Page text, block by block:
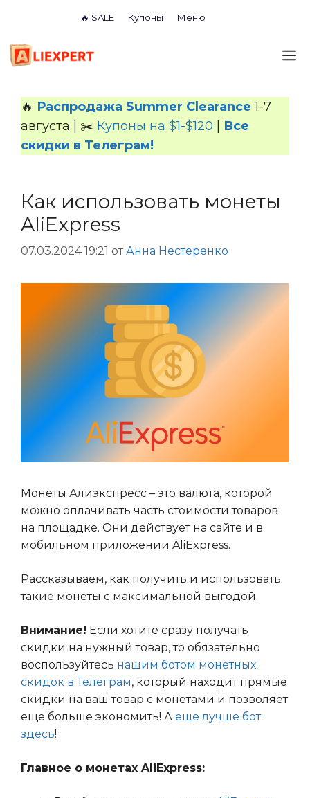
содержимому
🔥 SALE Купоны Меню
🔥 Распродажа Summer Clearance 1-7
августа | ✂️ Купоны на $1-$120
Все
скидки в Телеграм!
Как использовать монеты
AliExpress
07.03.2024 19:21 отАнна Нестеренко
Монеты Алиэкспресс – это валюта, которой
можно оплачивать часть стоимости товаров
на площадке. Они действует на сайте и в
мобильном приложении AliExpress.
Рассказываем, как получить и использовать
такие монеты с максимальной выгодой.
Внимание! Если хотите сразу получать
скидки на нужный товар, то обязательно
воспользуйтесь нашим ботом монетных
скидок в Телеграм, который находит прямые
скидки на ваш товар с монетами и позволяет
еще больше экономить! А еще лучше бот
здесь!
Главное о монетах AliExpress: